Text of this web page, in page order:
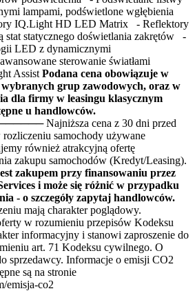
lampami, podświetlone wgłębienia
IQ.Light HD LED Matrix - Reflektory
stat statycznego doświetlania zakrętów -
LED z dynamicznymi
sterowanie światłami
Assist Podana cena obowiązuje w
grup zawodowych, oraz w
dla firmy w leasingu klasycznym
u handlowców.
Najniższa cena z 30 dni przed
samochody używane
również atrakcyjną ofertę
zakupu samochodów (Kredyt/Leasing).
zakupem przy finansowaniu przez
i może się różnić w przypadku
- o szczegóły zapytaj handlowców.
mają charakter poglądowy.
w rozumieniu przepisów Kodeksu
informacyjny i stanowi zaproszenie do
art. 71 Kodeksu cywilnego. O
sprzedawcy. Informacje o emisji CO2
są na stronie
emisja-co2